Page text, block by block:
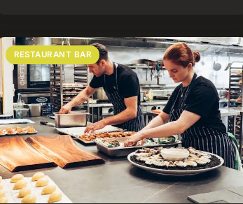
RESTAURANT BAR